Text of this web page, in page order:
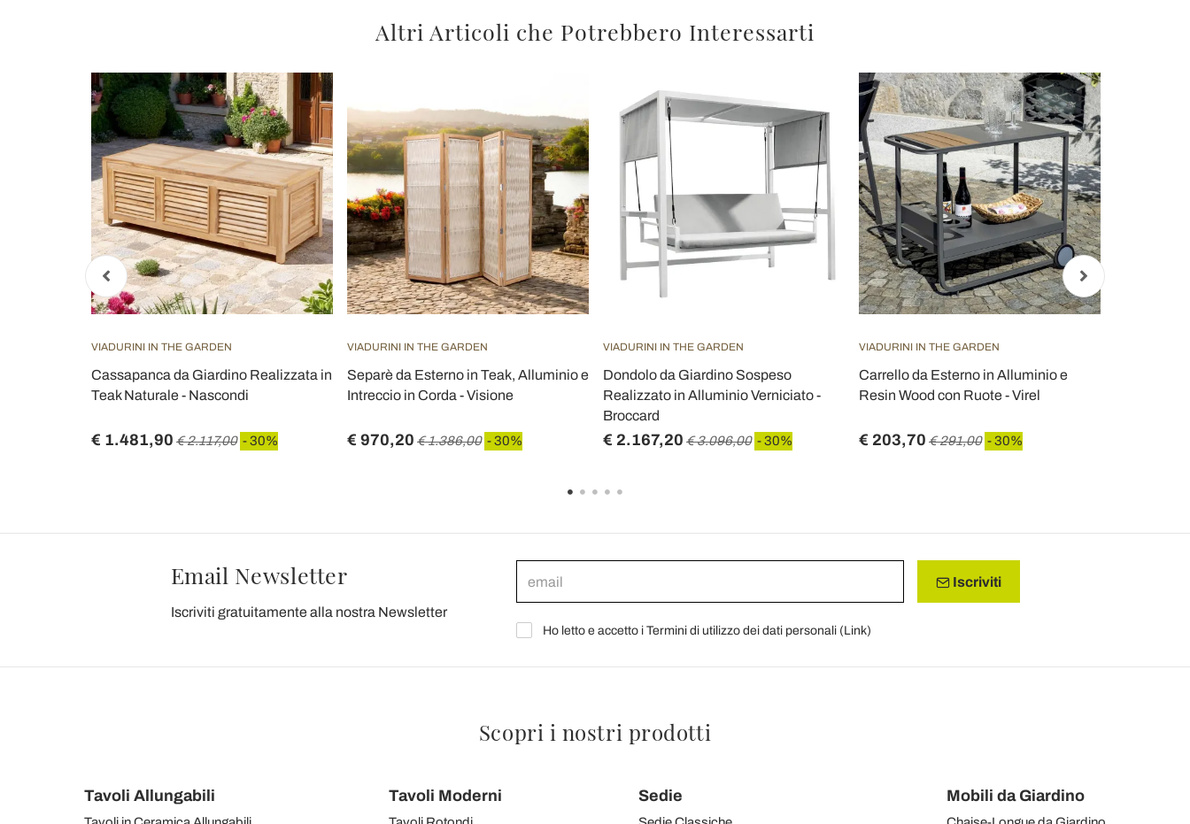
Altri Articoli che Potrebbero Interessarti
VIADURINI IN THE GARDEN
Cassapanca da Giardino Realizzata in
Teak Naturale - Nascondi
€ 1.481,90 € 2.117,00 - 30%
VIADURINI IN THE GARDEN
Separè da Esterno in Teak, Alluminio e
Intreccio in Corda - Visione
€ 970,20 € 1.386,00 - 30%
VIADURINI IN THE GARDEN
Dondolo da Giardino Sospeso
Realizzato in Alluminio Verniciato -
Broccard
€ 2.167,20 € 3.096,00 - 30%
VIADURINI IN THE GARDEN
Carrello da Esterno in Alluminio e
Resin Wood con Ruote - Virel
€ 203,70 € 291,00 - 30%
Email Newsletter
Iscriviti gratuitamente alla nostra Newsletter
Iscriviti
Ho letto e accetto i Termini di utilizzo dei dati personali (Link)
Scopri i nostri prodotti
Tavoli Allungabili Tavoli Moderni Sedie Mobili da Giardino